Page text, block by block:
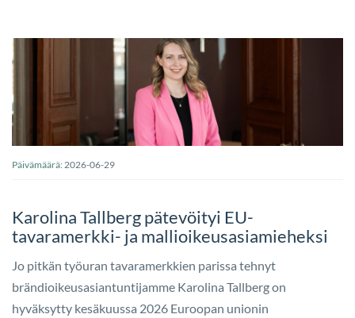
Päivämäärä:2026-06-29
Karolina Tallberg pätevöityi EU-
tavaramerkki- ja mallioikeusasiamieheksi
Jo pitkän työuran tavaramerkkien parissa tehnyt
brändioikeusasiantuntijamme Karolina Tallberg on
hyväksytty kesäkuussa 2026 Euroopan unionin